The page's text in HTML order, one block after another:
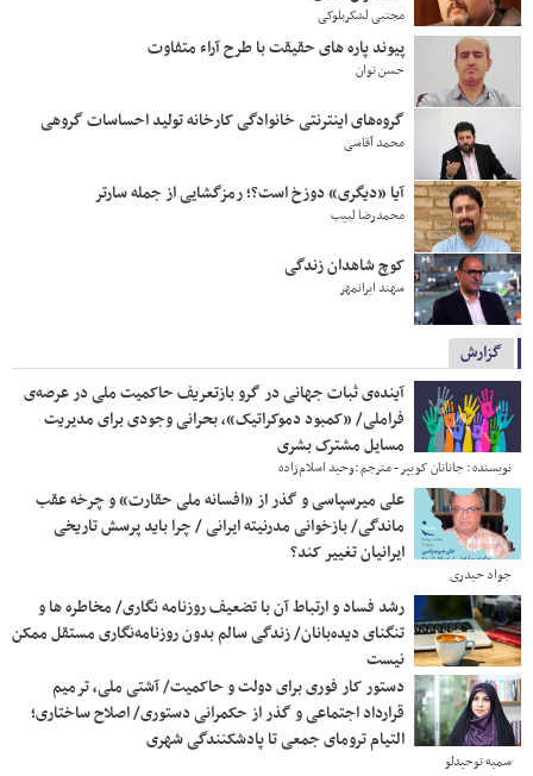
مجتبی لشکربلوکی
پیوند پاره های حقیقت با طرح آراء متفاوت
حسن توان
گروه‌های اینترنتی خانوادگی کارخانه تولید احساسات گروهی
محمد آقاسی
آیا «دیگری» دوزخ است؟؛ رمزگشایی از جمله سارتر
محمدرضا لبیب
کوچ شاهدان زندگی
سهند ایرانمهر
گزارش
آینده‌ی ثبات جهانی در گرو بازتعریف حاکمیت ملی در عرصه‌ی
فراملی/ «کمبود دموکراتیک»، بحرانی وجودی برای مدیریت
مسایل مشترک بشری
نویسنده : جاناتان کویپر - مترجم :وحید اسلام‌زاده
علی میرسپاسی و گذر از «افسانه ملی حقارت» و چرخه عقب
ماندگی/ بازخوانی مدرنیته ایرانی / چرا باید پرسش تاریخی
ایرانیان تغییر کند؟
جواد حیدری
رشد فساد و ارتباط آن با تضعیف روزنامه نگاری/ مخاطره ها و
تنگنای دیده‌بانان/ زندگی سالم بدون روزنامه‌نگاری مستقل ممکن
نیست
دستور کار فوری برای دولت و حاکمیت/ آشتی ملی، ترمیم
قرارداد اجتماعی و گذر از حکمرانی دستوری/ اصلاح ساختاری؛
التیام ترومای جمعی تا پادشکنندگی شهری
سمیه توحیدلو